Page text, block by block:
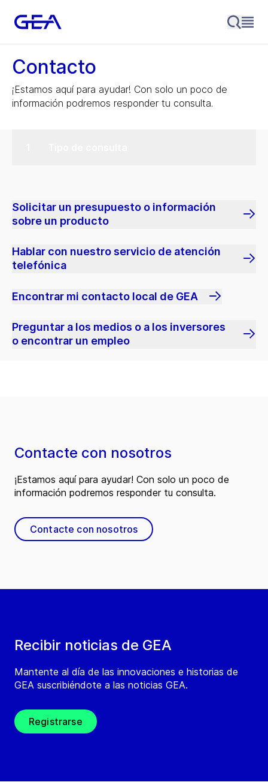
Contacto
¡Estamos aquí para ayudar! Con solo un poco de
información podremos responder tu consulta.
Solicitar un presupuesto o información
sobre un producto
Hablar con nuestro servicio de atención
telefónica
Encontrar mi contacto local de GEA
Preguntar a los medios o a los inversores
o encontrar un empleo
Recibir noticias de GEA
Mantente al día de las innovaciones e historias de
GEA suscribiéndote a las noticias GEA.
Registrarse
Contacte con nosotros
¡Estamos aquí para ayudar! Con solo un poco de
información podremos responder tu consulta.
Contacte con nosotros